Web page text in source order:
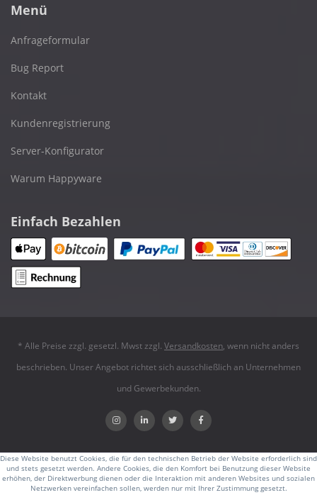
Menü
Anfrageformular
Bug Report
Kontakt
Kundenregistrierung
Server-Konfigurator
Warum Happyware
Einfach Bezahlen
* Alle Preise zzgl. gesetzl. Mwst zzgl. Versandkosten, wenn nicht anders
beschrieben. Unser Angebot richtet sich ausschließlich an Unternehmen
und Gewerbekunden.
Diese Website benutzt Cookies, die für den technischen Betrieb der Website erforderlich sind
und stets gesetzt werden. Andere Cookies, die den Komfort bei Benutzung dieser Website
erhöhen, der Direktwerbung dienen oder die Interaktion mit anderen Websites und sozialen
Netzwerken vereinfachen sollen, werden nur mit Ihrer Zustimmung gesetzt.